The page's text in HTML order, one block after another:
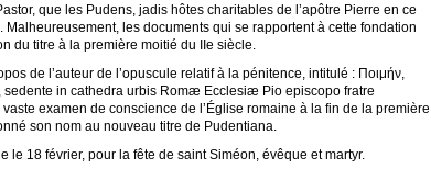
que les Pudens, jadis hôtes charitables de l’apôtre Pierre en ce
les documents qui se rapportent à cette fondation
du titre à la première moitié du IIe siècle.
de l’auteur de l’opuscule relatif à la pénitence, intitulé : Ποιμήν,
sedente in cathedra urbis Romæ Ecclesiæ Pio episcopo fratre
examen de conscience de l’Église romaine à la fin de la première
son nom au nouveau titre de Pudentiana.
18 février, pour la fête de saint Siméon, évêque et martyr.